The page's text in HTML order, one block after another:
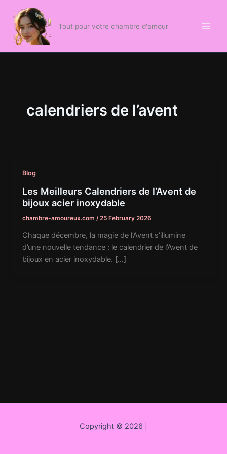
content
Tout pour votre chambre d'amour
calendriers de l’avent
Blog
Les Meilleurs Calendriers de l’Avent de
bijoux acier inoxydable
chambre-amoureux.com /25 February 2026
Chaque décembre, la magie de l’Avent s’illumine
d’une nouvelle tendance : le calendrier de l’Avent de
bijoux en acier inoxydable. […]
Copyright © 2026 |